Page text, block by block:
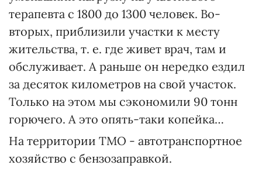
терапевта с 1800 до 1300 человек. Во-
вторых, приблизили участки к месту
жительства, т. е. где живет врач, там и
обслуживает. А раньше он нередко ездил
за десяток километров на свой участок.
Только на этом мы сэкономили 90 тонн
горючего. А это опять-таки копейка…
На территории ТМО - автотранспортное
хозяйство с бензозаправкой.